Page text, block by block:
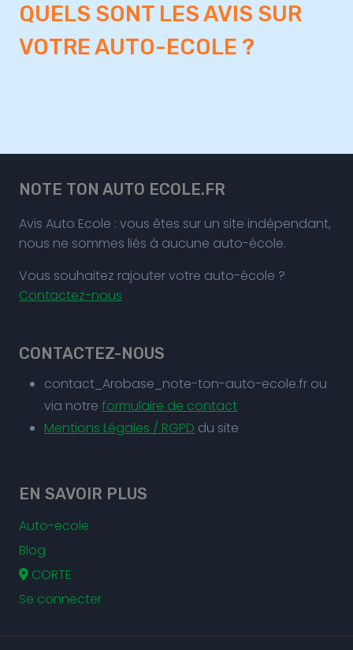
QUELS SONT LES AVIS SUR
VOTRE AUTO-ECOLE ?
NOTE TON AUTO ECOLE.FR
Avis Auto Ecole : vous êtes sur un site indépendant,
nous ne sommes liés à aucune auto-école.
Vous souhaitez rajouter votre auto-école ?
Contactez-nous
CONTACTEZ-NOUS
contact_Arobase_note-ton-auto-ecole.fr ou
via notre formulaire de contact
Mentions Légales / RGPD du site
EN SAVOIR PLUS
Auto-ecole
Blog
CORTE
Se connecter